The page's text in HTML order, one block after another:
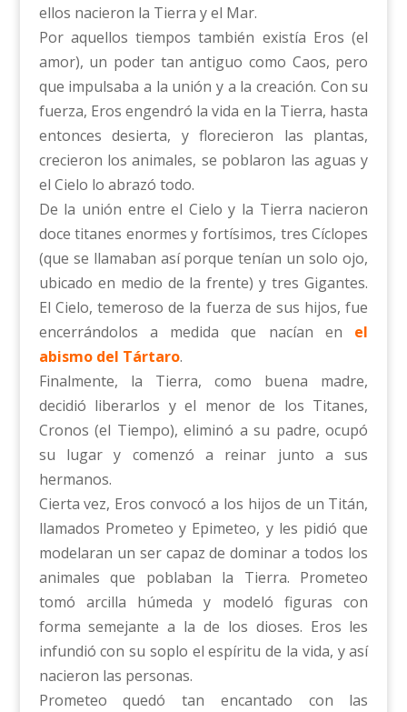
ellos nacieron la Tierra y el Mar.
Por aquellos tiempos también existía Eros (el
amor), un poder tan antiguo como Caos, pero
que impulsaba a la unión y a la creación. Con su
fuerza, Eros engendró la vida en la Tierra, hasta
entonces desierta, y florecieron las plantas,
crecieron los animales, se poblaron las aguas y
el Cielo lo abrazó todo.
De la unión entre el Cielo y la Tierra nacieron
doce titanes enormes y fortísimos, tres Cíclopes
(que se llamaban así porque tenían un solo ojo,
ubicado en medio de la frente) y tres Gigantes.
El Cielo, temeroso de la fuerza de sus hijos, fue
encerrándolos a medida que nacían en el
abismo del Tártaro.
Finalmente, la Tierra, como buena madre,
decidió liberarlos y el menor de los Titanes,
Cronos (el Tiempo), eliminó a su padre, ocupó
su lugar y comenzó a reinar junto a sus
hermanos.
Cierta vez, Eros convocó a los hijos de un Titán,
llamados Prometeo y Epimeteo, y les pidió que
modelaran un ser capaz de dominar a todos los
animales que poblaban la Tierra. Prometeo
tomó arcilla húmeda y modeló figuras con
forma semejante a la de los dioses. Eros les
infundió con su soplo el espíritu de la vida, y así
nacieron las personas.
Prometeo quedó tan encantado con las